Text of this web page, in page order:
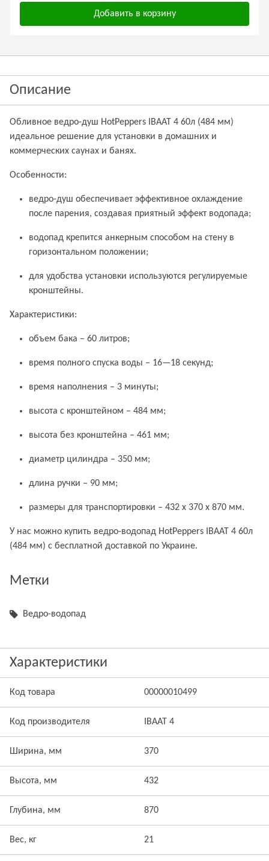
Добавить в корзину
Описание
Обливное ведро-душ HotPeppers ІВААТ 4 60л (484 мм)
идеальное решение для установки в домашних и
коммерческих саунах и банях.
Особенности:
ведро-душ обеспечивает эффективное охлаждение
после парения, создавая приятный эффект водопада;
водопад крепится анкерным способом на стену в
горизонтальном положении;
для удобства установки используются регулируемые
кронштейны.
Характеристики:
объем бака – 60 литров;
время полного спуска воды – 16—18 секунд;
время наполнения – 3 минуты;
высота с кронштейном – 484 мм;
высота без кронштейна – 461 мм;
диаметр цилиндра – 350 мм;
длина ручки – 90 мм;
размеры для транспортировки – 432 х 370 х 870 мм.
У нас можно купить ведро-водопад HotPeppers ІВААТ 4 60л
(484 мм) с бесплатной доставкой по Украине.
Метки
Ведро-водопад
Характеристики
Код товара 00000010499
Код производителя IBAAT 4
Ширина, мм 370
Высота, мм 432
Глубина, мм 870
Вес, кг 21